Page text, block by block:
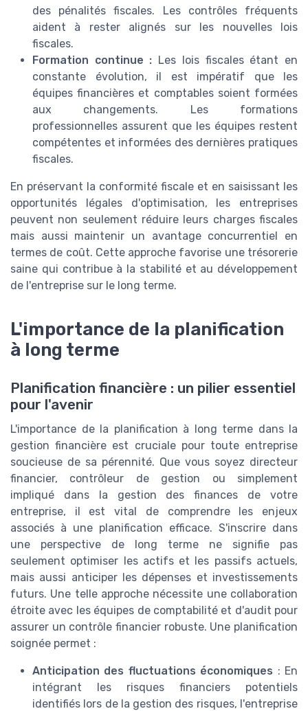
des pénalités fiscales. Les contrôles fréquents
aident à rester alignés sur les nouvelles lois
fiscales.
Formation continue : Les lois fiscales étant en
constante évolution, il est impératif que les
équipes financières et comptables soient formées
aux changements. Les formations
professionnelles assurent que les équipes restent
compétentes et informées des dernières pratiques
fiscales.
En préservant la conformité fiscale et en saisissant les
opportunités légales d'optimisation, les entreprises
peuvent non seulement réduire leurs charges fiscales
mais aussi maintenir un avantage concurrentiel en
termes de coût. Cette approche favorise une trésorerie
saine qui contribue à la stabilité et au développement
de l'entreprise sur le long terme.
L'importance de la planification
à long terme
Planification financière : un pilier essentiel
pour l'avenir
L'importance de la planification à long terme dans la
gestion financière est cruciale pour toute entreprise
soucieuse de sa pérennité. Que vous soyez directeur
financier, contrôleur de gestion ou simplement
impliqué dans la gestion des finances de votre
entreprise, il est vital de comprendre les enjeux
associés à une planification efficace. S'inscrire dans
une perspective de long terme ne signifie pas
seulement optimiser les actifs et les passifs actuels,
mais aussi anticiper les dépenses et investissements
futurs. Une telle approche nécessite une collaboration
étroite avec les équipes de comptabilité et d'audit pour
assurer un contrôle financier robuste. Une planification
soignée permet :
Anticipation des fluctuations économiques : En
intégrant les risques financiers potentiels
identifiés lors de la gestion des risques, l'entreprise